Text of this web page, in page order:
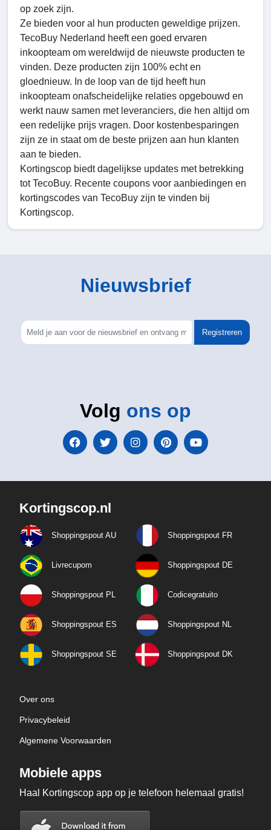
op zoek zijn.
Ze bieden voor al hun producten geweldige prijzen.
TecoBuy Nederland heeft een goed ervaren
inkoopteam om wereldwijd de nieuwste producten te
vinden. Deze producten zijn 100% echt en
gloednieuw. In de loop van de tijd heeft hun
inkoopteam onafscheidelijke relaties opgebouwd en
werkt nauw samen met leveranciers, die hen altijd om
een redelijke prijs vragen. Door kostenbesparingen
zijn ze in staat om de beste prijzen aan hun klanten
aan te bieden.
Kortingscop biedt dagelijkse updates met betrekking
tot TecoBuy. Recente coupons voor aanbiedingen en
kortingscodes van TecoBuy zijn te vinden bij
Kortingscop.
Nieuwsbrief
Registreren
Volg ons op
Kortingscop.nl
Shoppingspout AU Shoppingspout FR
Livrecupom Shoppingspout DE
Shoppingspout PL Codicegratuito
Shoppingspout ES Shoppingspout NL
Shoppingspout SE Shoppingspout DK
Over ons
Privacybeleid
Algemene Voorwaarden
Mobiele apps
Haal Kortingscop app op je telefoon helemaal gratis!